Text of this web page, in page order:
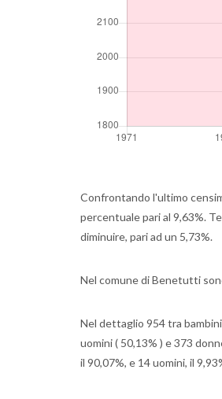
Confrontando l'ultimo
percentuale pari al 9,63%.
diminuire, pari ad un 5,73%.
Nel comune di Benetutti
Nel dettaglio 954 tra
uomini ( 50,13% ) e 373
il 90,07%, e 14 uomini, il